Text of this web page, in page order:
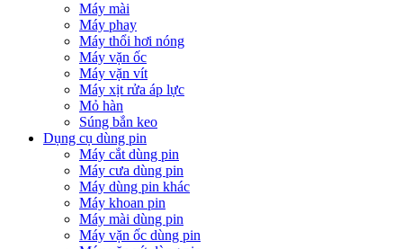
Máy mài
Máy phay
Máy thổi hơi nóng
Máy vặn ốc
Máy vặn vít
Máy xịt rửa áp lực
Mỏ hàn
Súng bắn keo
Dụng cụ dùng pin
Máy cắt dùng pin
Máy cưa dùng pin
Máy dùng pin khác
Máy khoan pin
Máy mài dùng pin
Máy vặn ốc dùng pin